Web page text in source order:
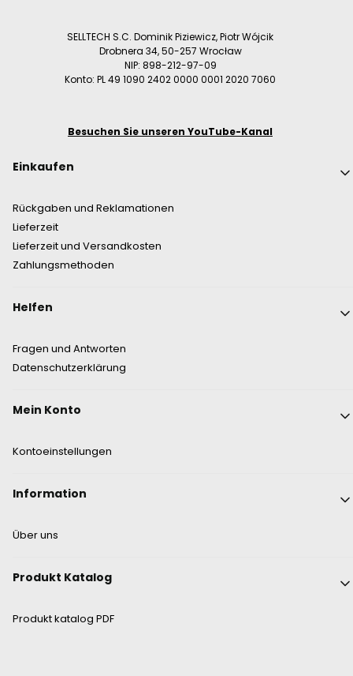
SELLTECH S.C. Dominik Piziewicz, Piotr Wójcik
Drobnera 34, 50-257 Wrocław
NIP: 898-212-97-09
Konto: PL 49 1090 2402 0000 0001 2020 7060
Besuchen Sie unseren YouTube-Kanal
Fußzeilenmenü
Einkaufen
Rückgaben und Reklamationen
Lieferzeit
Lieferzeit und Versandkosten
Zahlungsmethoden
Helfen
Fragen und Antworten
Datenschutzerklärung
Mein Konto
Kontoeinstellungen
Information
Über uns
Produkt Katalog
Produkt katalog PDF